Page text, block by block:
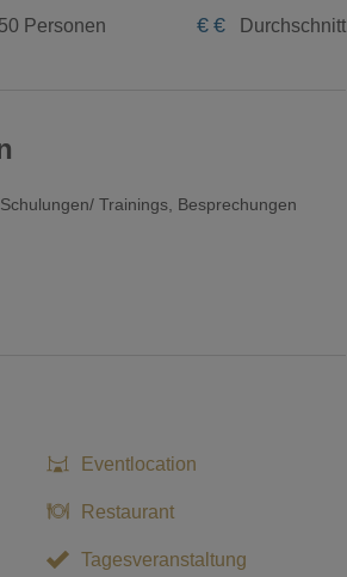
Personen € € Durchschnitt
Trainings, Besprechungen
Eventlocation
Restaurant
Tagesveranstaltung